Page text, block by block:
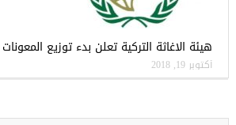
هيئة الاغاثة التركية تعلن بدء توزيع
أكتوبر 19, 2018